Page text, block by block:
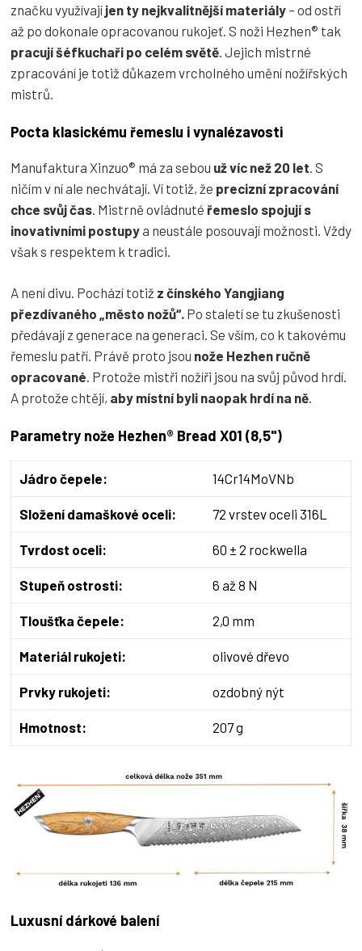
značku využívají jen ty nejkvalitnější materiály – od ostří
až po dokonale opracovanou rukojeť. S noži Hezhen® tak
pracují šéfkuchaři po celém světě . Jejich mistrné
zpracování je totiž důkazem vrcholného umění nožířských
mistrů.
Pocta klasickému řemeslu i vynalézavosti
Manufaktura Xinzuo® má za sebou už víc než 20 let . S
ničím v ní ale nechvátají. Ví totiž, že precizní zpracování
chce svůj čas . Mistrně ovládnuté řemeslo spojují s
inovativními postupya neustále posouvají možnosti. Vždy
však s respektem k tradici.
A není divu. Pochází totiž z čínského Yangjiang
přezdívaného „město nožů“. Po staletí se tu zkušenosti
předávají z generace na generaci. Se vším, co k takovému
řemeslu patří. Právě proto jsou nože Hezhen ručně
opracované . Protože mistři nožíři jsou na svůj původ hrdí.
A protože chtějí, aby místní byli naopak hrdí na ně
Parametry nože Hezhen® Bread X01 (8,5")
Jádro čepele: 14Cr14MoVNb
Složení damaškové oceli: 72 vrstev oceli 316L
Tvrdost oceli: 60 ± 2 rockwella
Stupeň ostrosti: 6 až 8 N
Tloušťka čepele: 2,0 mm
Materiál rukojeti: olivové dřevo
Prvky rukojeti: ozdobný nýt
Hmotnost: 207 g
Luxusní dárkové balení